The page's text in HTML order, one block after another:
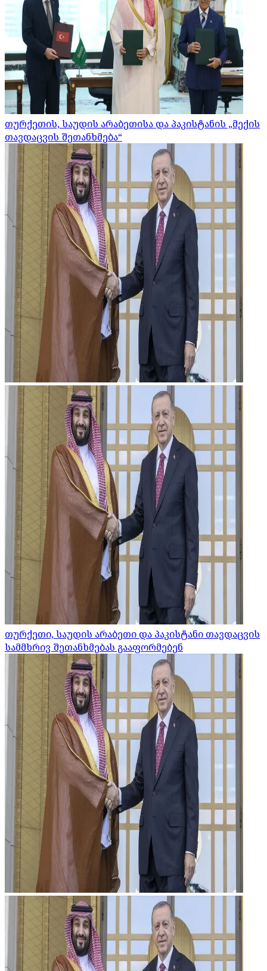
თურქეთის, საუდის არაბეთისა და პაკისტანის „მექის
თავდაცვის შეთანხმება“
თურქეთი, საუდის არაბეთი და პაკისტანი თავდაცვის
სამმხრივ შეთანხმებას გააფორმებენ